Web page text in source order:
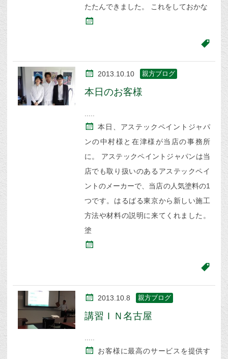
たたんできました。 これをしておかな
2013.10.10 親方ブログ
本日のお客様
本日、アステックペイントジャパ
ンの中村様と在津様が当店の事務所
に。 アステックペイントジャパンは当
店でも取り扱いのあるアステックペイ
ントのメーカーで、当店の人気塗料の1
つです。はるばる東京から新しい施工
方法や材料の説明に来てくれました。
塗
2013.10.8 親方ブログ
講習ＩＮ名古屋
お客様に最高のサービスを提供す